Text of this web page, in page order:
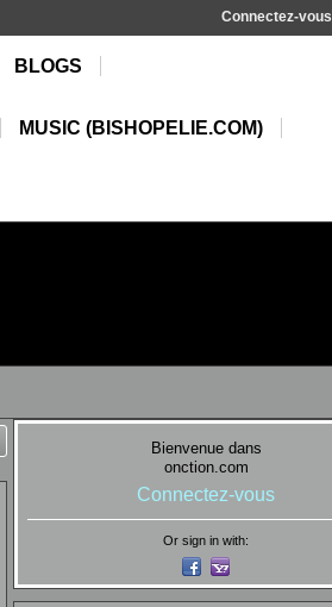
Connectez-vous
BLOGS
MUSIC (BISHOPELIE.COM)
Bienvenue dans
onction.com
Connectez-vous
Or sign in with: